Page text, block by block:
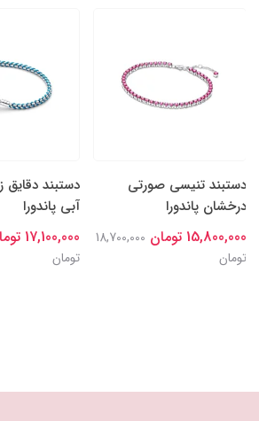
دستبند تنیسی صورتی
درخشان پاندورا
15,800,000 تومان
18,700,000
تومان
دستبند دقایق
آبی پاندورا
17,100,000 تومان
تومان